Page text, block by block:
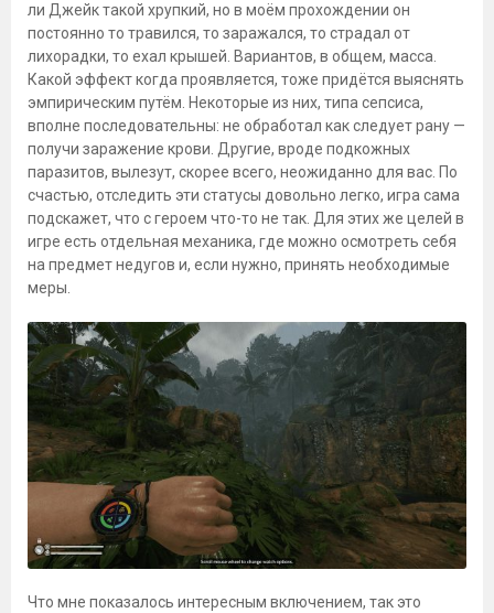
ли Джейк такой хрупкий, но в моём прохождении он
постоянно то травился, то заражался, то страдал от
лихорадки, то ехал крышей. Вариантов, в общем, масса.
Какой эффект когда проявляется, тоже придётся выяснять
эмпирическим путём. Некоторые из них, типа сепсиса,
вполне последовательны: не обработал как следует рану —
получи заражение крови. Другие, вроде подкожных
паразитов, вылезут, скорее всего, неожиданно для вас. По
счастью, отследить эти статусы довольно легко, игра сама
подскажет, что с героем что-то не так. Для этих же целей в
игре есть отдельная механика, где можно осмотреть себя
на предмет недугов и, если нужно, принять необходимые
меры.
Что мне показалось интересным включением, так это